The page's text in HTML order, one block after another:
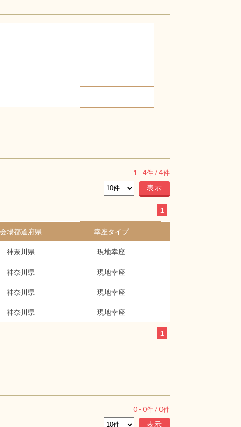
1 - 4件 /4件
1
会場都道府県 幸座タイプ
神奈川県 現地幸座
神奈川県 現地幸座
神奈川県 現地幸座
神奈川県 現地幸座
1
0 - 0件 /0件